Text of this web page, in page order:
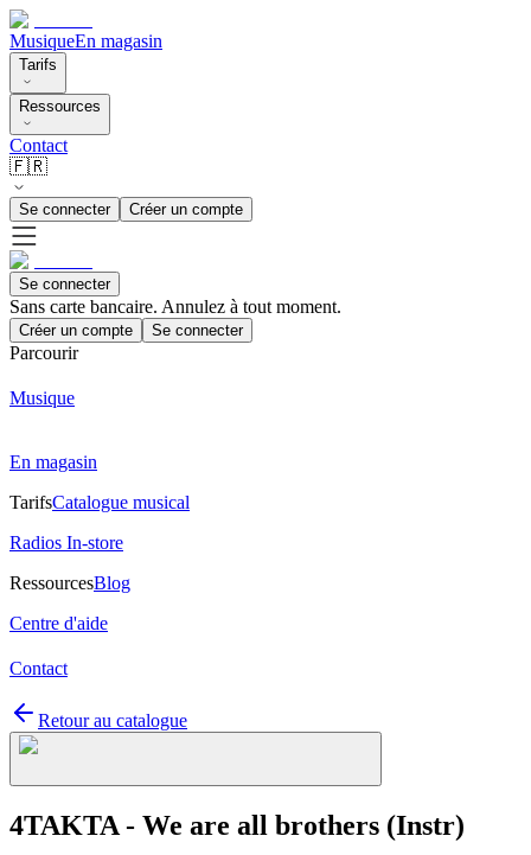
MusiqueEn magasin
Tarifs
Ressources
Contact
🇫🇷
Se connecter Créer un compte
Se connecter
Sans carte bancaire. Annulez à tout moment.
Créer un compte Se connecter
Parcourir
Musique
En magasin
TarifsCatalogue musical
Radios In-store
RessourcesBlog
Centre d'aide
Contact
Retour au catalogue
4TAKTA - We are all brothers (Instr)